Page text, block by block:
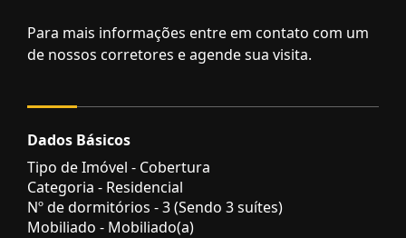
Para mais informações entre em contato com um
de nossos corretores e agende sua visita.
Dados Básicos
Tipo de Imóvel - Cobertura
Categoria - Residencial
Nº de dormitórios - 3 (Sendo 3 suítes)
Mobiliado - Mobiliado(a)